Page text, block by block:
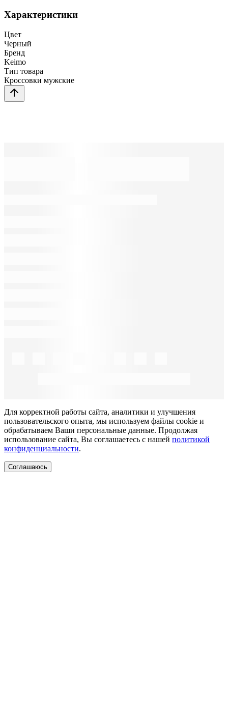
Характеристики
Цвет
Черный
Бренд
Keimo
Тип товара
Кроссовки мужские
Для корректной работы сайта, аналитики и улучшения
пользовательского опыта, мы используем файлы cookie и
обрабатываем Ваши персональные данные. Продолжая
использование сайта, Вы соглашаетесь с нашей политикой
конфиденциальности.
Соглашаюсь